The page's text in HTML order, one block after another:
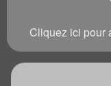
Cliquez ici pour